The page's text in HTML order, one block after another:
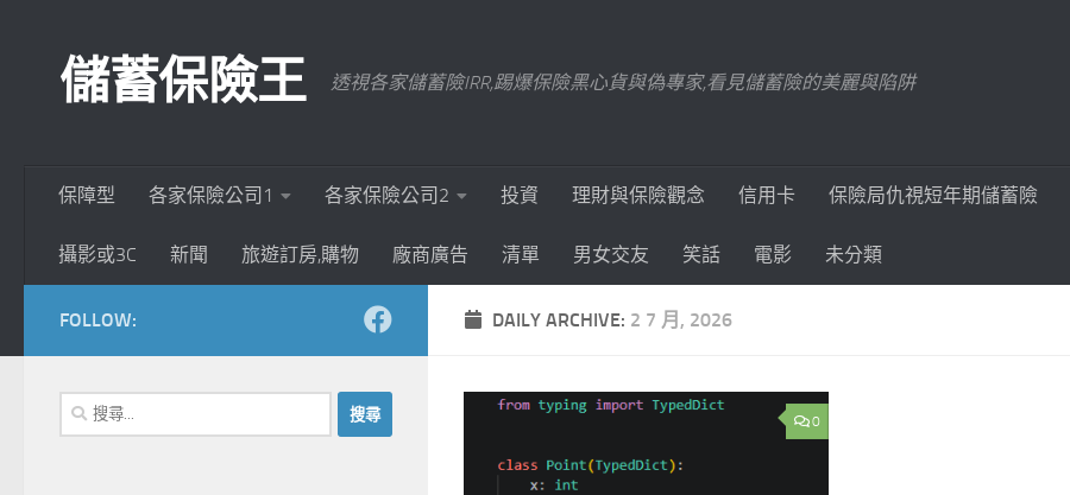
儲蓄保險王 透視各家儲蓄險IRR,踢爆保險黑心貨與偽專家,看見儲蓄險的美麗與陷阱
保障型 各家保險公司1 各家保險公司2 投資 理財與保險觀念 信用卡 保險局仇視短年期儲蓄險
攝影或3C 新聞 旅遊訂房,購物 廠商廣告 清單 男女交友 笑話 電影 未分類
DAILY ARCHIVE: 2 7 月, 2026
0
FOLLOW:
搜
尋